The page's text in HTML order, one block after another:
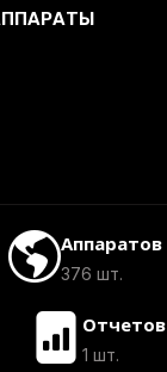
Аппаратов
376 шт.
Отчетов
1 шт.